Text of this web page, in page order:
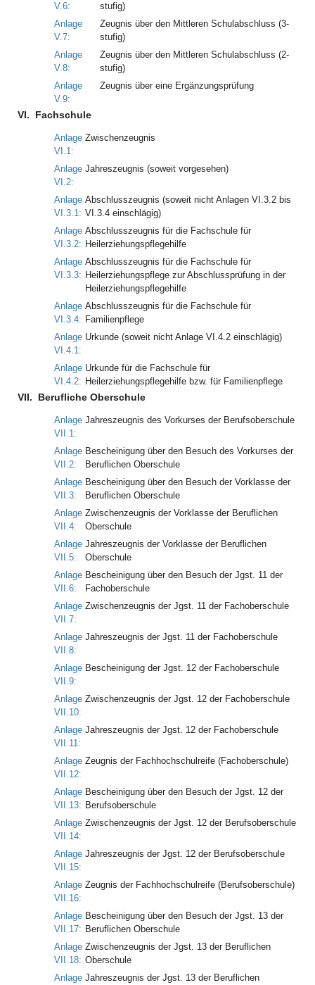
V.6:
stufig)
Anlage
V.7:
Zeugnis über den Mittleren Schulabschluss (3-
stufig)
Anlage
V.8:
Zeugnis über den Mittleren Schulabschluss (2-
stufig)
Anlage
V.9:
Zeugnis über eine Ergänzungsprüfung
VI. Fachschule
Anlage
VI.1:
Zwischenzeugnis
Anlage
VI.2:
Jahreszeugnis (soweit vorgesehen)
Anlage
VI.3.1:
Abschlusszeugnis (soweit nicht Anlagen VI.3.2 bis
VI.3.4 einschlägig)
Anlage
VI.3.2:
Abschlusszeugnis für die Fachschule für
Heilerziehungspflegehilfe
Anlage
VI.3.3:
Abschlusszeugnis für die Fachschule für
Heilerziehungspflege zur Abschlussprüfung in der
Heilerziehungspflegehilfe
Anlage
VI.3.4:
Abschlusszeugnis für die Fachschule für
Familienpflege
Anlage
VI.4.1:
Urkunde (soweit nicht Anlage VI.4.2 einschlägig)
Anlage
VI.4.2:
Urkunde für die Fachschule für
Heilerziehungspflegehilfe bzw. für Familienpflege
VII. Berufliche Oberschule
Anlage
VII.1:
Jahreszeugnis des Vorkurses der Berufsoberschule
Anlage
VII.2:
Bescheinigung über den Besuch des Vorkurses der
Beruflichen Oberschule
Anlage
VII.3:
Bescheinigung über den Besuch der Vorklasse der
Beruflichen Oberschule
Anlage
VII.4:
Zwischenzeugnis der Vorklasse der Beruflichen
Oberschule
Anlage
VII.5:
Jahreszeugnis der Vorklasse der Beruflichen
Oberschule
Anlage
VII.6:
Bescheinigung über den Besuch der Jgst. 11 der
Fachoberschule
Anlage
VII.7:
Zwischenzeugnis der Jgst. 11 der Fachoberschule
Anlage
VII.8:
Jahreszeugnis der Jgst. 11 der Fachoberschule
Anlage
VII.9:
Bescheinigung der Jgst. 12 der Fachoberschule
Anlage
VII.10:
Zwischenzeugnis der Jgst. 12 der Fachoberschule
Anlage
VII.11:
Jahreszeugnis der Jgst. 12 der Fachoberschule
Anlage
VII.12:
Zeugnis der Fachhochschulreife (Fachoberschule)
Anlage
VII.13:
Bescheinigung über den Besuch der Jgst. 12 der
Berufsoberschule
Anlage
VII.14:
Zwischenzeugnis der Jgst. 12 der Berufsoberschule
Anlage
VII.15:
Jahreszeugnis der Jgst. 12 der Berufsoberschule
Anlage
VII.16:
Zeugnis der Fachhochschulreife (Berufsoberschule)
Anlage
VII.17:
Bescheinigung über den Besuch der Jgst. 13 der
Beruflichen Oberschule
Anlage
VII.18:
Zwischenzeugnis der Jgst. 13 der Beruflichen
Oberschule
Anlage Jahreszeugnis der Jgst. 13 der Beruflichen